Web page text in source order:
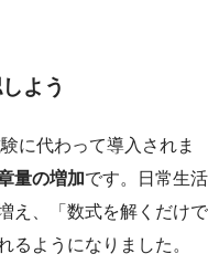
よう
に代わって導入されま
量の増加です。日常生活
え、「数式を解くだけで
るようになりました。